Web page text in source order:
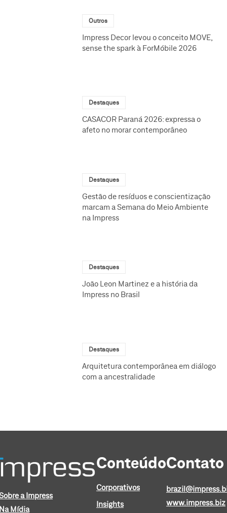
Outros
Impress Decor levou o conceito MOVE,
sense the spark à ForMóbile 2026
Destaques
CASACOR Paraná 2026: expressa o
afeto no morar contemporâneo
Destaques
Gestão de resíduos e conscientização
marcam a Semana do Meio Ambiente
na Impress
Destaques
João Leon Martinez e a história da
Impress no Brasil
Destaques
Arquitetura contemporânea em diálogo
com a ancestralidade
a Impress
Mídia
Conteúdo
Corporativos
Insights
Contato
www.impress.biz